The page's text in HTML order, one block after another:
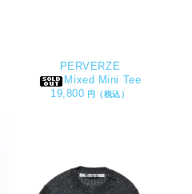
PERVERZE
Mixed Mini Tee
19,800 円（税込）